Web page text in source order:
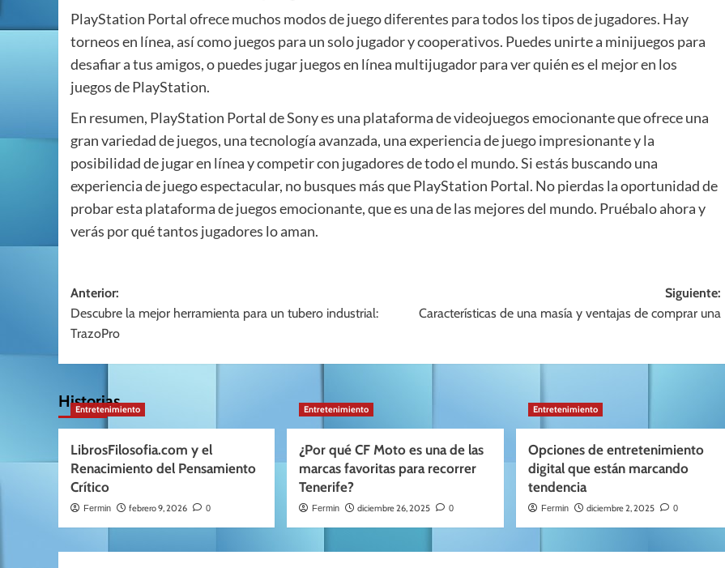
PlayStation Portal ofrece muchos modos de juego diferentes para todos los tipos de jugadores. Hay
torneos en línea, así como juegos para un solo jugador y cooperativos. Puedes unirte a minijuegos para
desafiar a tus amigos, o puedes jugar juegos en línea multijugador para ver quién es el mejor en los
juegos de PlayStation.
En resumen, PlayStation Portal de Sony es una plataforma de videojuegos emocionante que ofrece una
gran variedad de juegos, una tecnología avanzada, una experiencia de juego impresionante y la
posibilidad de jugar en línea y competir con jugadores de todo el mundo. Si estás buscando una
experiencia de juego espectacular, no busques más que PlayStation Portal. No pierdas la oportunidad de
probar esta plataforma de juegos emocionante, que es una de las mejores del mundo. Pruébalo ahora y
verás por qué tantos jugadores lo aman.
Navegación
de
entradas
Anterior:
Descubre la mejor herramienta para un tubero industrial:
TrazoPro
Siguiente:
Características de una masía y ventajas de comprar una
Historias
Entretenimiento
LibrosFilosofia.com y el
Renacimiento del Pensamiento
Crítico
Fermin febrero 9, 2026 0
Entretenimiento
¿Por qué CF Moto es una de las
marcas favoritas para recorrer
Tenerife?
Fermin diciembre 26, 2025 0
Entretenimiento
Opciones de entretenimiento
digital que están marcando
tendencia
Fermin diciembre 2, 2025 0